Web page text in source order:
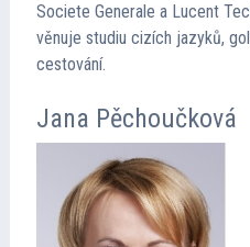
Societe Generale a Lucent
věnuje studiu cizích jazyků,
cestování.
Jana Pěchoučková